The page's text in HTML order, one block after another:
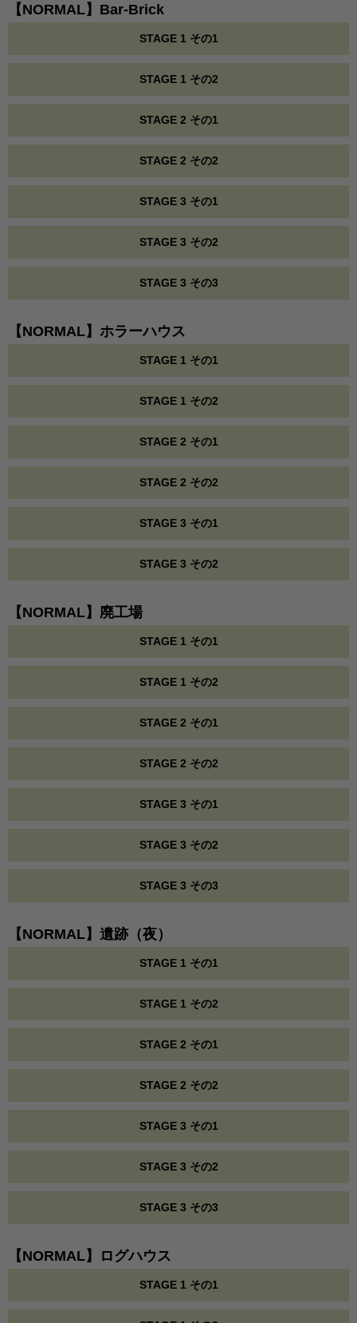
【NORMAL】Bar-Brick
STAGE 1 その1
STAGE 1 その2
STAGE 2 その1
STAGE 2 その2
STAGE 3 その1
STAGE 3 その2
STAGE 3 その3
【NORMAL】ホラーハウス
STAGE 1 その1
STAGE 1 その2
STAGE 2 その1
STAGE 2 その2
STAGE 3 その1
STAGE 3 その2
【NORMAL】廃工場
STAGE 1 その1
STAGE 1 その2
STAGE 2 その1
STAGE 2 その2
STAGE 3 その1
STAGE 3 その2
STAGE 3 その3
【NORMAL】遺跡（夜）
STAGE 1 その1
STAGE 1 その2
STAGE 2 その1
STAGE 2 その2
STAGE 3 その1
STAGE 3 その2
STAGE 3 その3
【NORMAL】ログハウス
STAGE 1 その1